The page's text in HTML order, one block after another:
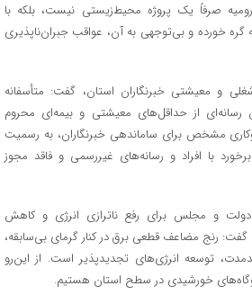
صرفاً یک پروژه محیط‌زیستی نیست، بلکه با
خورده و بی‌توجهی به آن، عواقب جبران‌ناپذیری
شغلی و معیشتی خبرنگاران استان، گفت: متأسفانه
از حداقل‌های معیشتی و بیمه‌ای محروم‌
مشخص برای ساماندهی خبرنگاران، به رسمیت
با افراد و رسانه‌های غیررسمی و فاقد مجوز
و مجلس برای رفع ناترازی انرژی و کاهش
رنج مضاعف قطعی برق در کنار گرمای بی‌سابقه،
توسعه انرژی‌های تجدیدپذیر است. از این‌رو
خورشیدی در سطح استان هستیم.